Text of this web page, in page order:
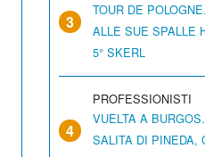
3
TOUR DE
ALLE SUE SPALLE
5° SKERL
4
PROFESSIONISTI
VUELTA A
SALITA DI PINEDA,